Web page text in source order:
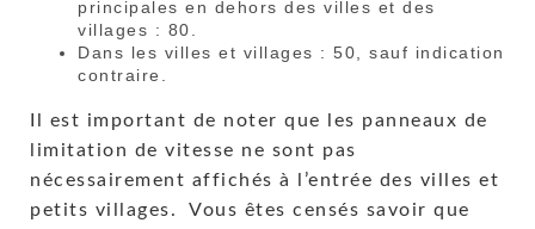
principales en dehors des villes et des
villages : 80.
Dans les villes et villages : 50, sauf indication
contraire.
Il est important de noter que les panneaux de
limitation de vitesse ne sont pas
nécessairement affichés à l’entrée des villes et
petits villages. Vous êtes censés savoir que